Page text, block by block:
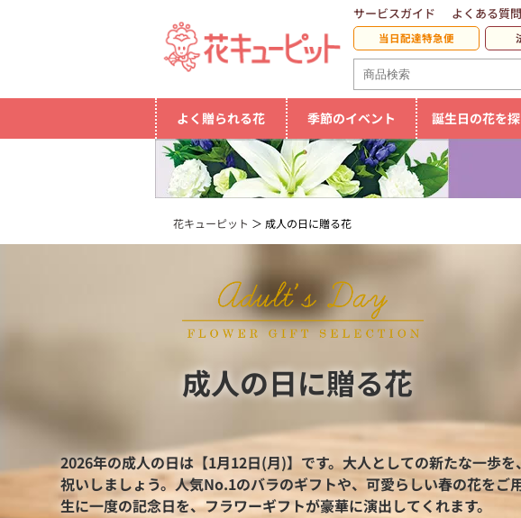
サービスガイド よくある質問
当日配達特急便
よく贈られる花 季節のイベント 誕生日の花を
花キューピット 成人の日に贈る花
成人の日に贈る花
2026年の成人の日は【1月12日(月)】です。大人としての新たな一歩
祝いしましょう。人気No.1のバラのギフトや、可愛らしい春の花をご
生に一度の記念日を、フラワーギフトが豪華に演出してくれます。